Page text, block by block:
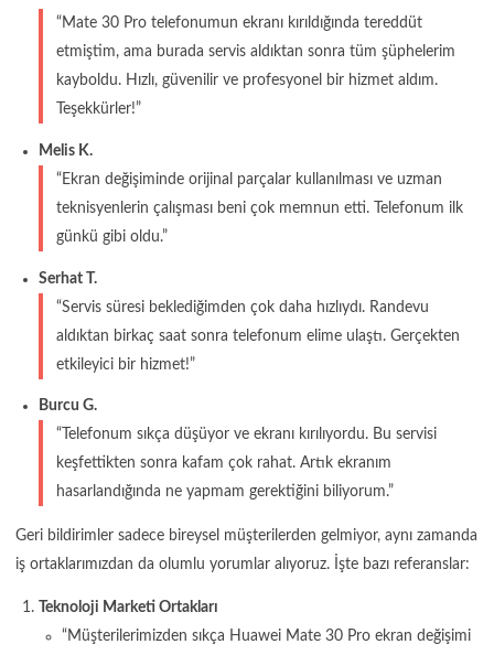
“Mate 30 Pro telefonumun ekranı kırıldığında tereddüt
etmiştim, ama burada servis aldıktan sonra tüm şüphelerim
kayboldu. Hızlı, güvenilir ve profesyonel bir hizmet aldım.
Teşekkürler!”
Melis K.
“Ekran değişiminde orijinal parçalar kullanılması ve uzman
teknisyenlerin çalışması beni çok memnun etti. Telefonum ilk
günkü gibi oldu.”
Serhat T.
“Servis süresi beklediğimden çok daha hızlıydı. Randevu
aldıktan birkaç saat sonra telefonum elime ulaştı. Gerçekten
etkileyici bir hizmet!”
Burcu G.
“Telefonum sıkça düşüyor ve ekranı kırılıyordu. Bu servisi
keşfettikten sonra kafam çok rahat. Artık ekranım
hasarlandığında ne yapmam gerektiğini biliyorum.”
Geri bildirimler sadece bireysel müşterilerden gelmiyor, aynı zamanda
iş ortaklarımızdan da olumlu yorumlar alıyoruz. İşte bazı referanslar:
Teknoloji Marketi Ortakları
“Müşterilerimizden sıkça Huawei Mate 30 Pro ekran değişimi